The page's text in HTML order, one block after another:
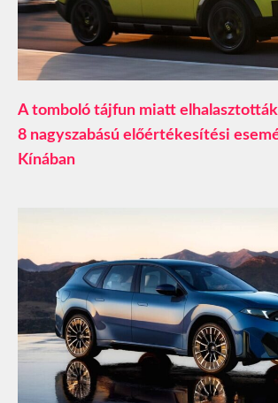
A tomboló tájfun miatt
8 nagyszabású előértékesítési
Kínában